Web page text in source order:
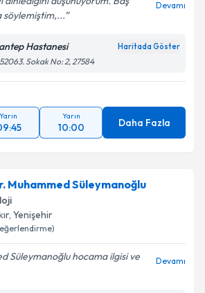
söylemiştim,...
Devamı
Hastanesi Haritada Göster
Sokak No: 2, 27584
Yarın Yarın
10:00 Daha Fazla
Muhammed Süleymanoğlu
, Yenişehir
Süleymanoğlu hocama ilgisi ve
Devamı